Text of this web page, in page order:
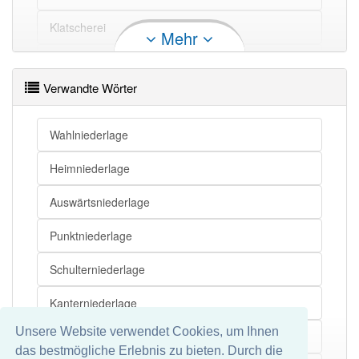
Unsere Website verwendet Cookies, um Ihnen
das bestmögliche Erlebnis zu bieten. Durch die
Niederlage
Verlust
Niederlage
Niederlage
Pleite
Niederlage
Niederlage openthesaurus
Klatscherei
K.-o.-Niederlage
Gewinn-und-Verlust-Rechnung
Ohrfeige
Crashbox
Versagensangst
Fehlversuch
Rohrkrepierer
Kloß
Mehr
Verwandte Wörter
Wahlniederlage
Heimniederlage
Auswärtsniederlage
Punktniederlage
Schulterniederlage
Kanterniederlage
K.-o.-Niederlage